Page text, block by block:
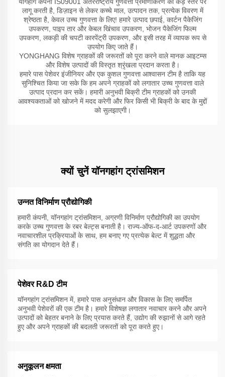
लागू करती है, डिज़ाइन से लेकर कच्चे माल, उत्पादन तक, प्रत्येक विवरण में
श्रेष्ठता है, केवल उच्च गुणवत्ता के लिए! हमारे उत्पाद छपाई, कार्टन पैकेजिंग
उपकरण, पाइप तार और केबल खिंचाव उपकरण, भोजन पैकेजिंग फिल्म
उपकरण, लकड़ी की चपटी कारपेंट्री उपकरण, और इसी तरह में व्यापक रूप से
उपयोग किए जाते हैं।
YONGHANG विशेष ग्राहकों की जरूरतों को पूरा करने वाले मानक आइटम्स
और विशेष उत्पादों की विस्तृत श्रृंखला प्रदान करता है।
हमारे पास पेशेवर इंजीनियर और एक कुशल गुणवत्ता आश्वासन टीम है ताकि यह
सुनिश्चित किया जा सके कि हम अपने ग्राहकों को लगातार उच्च गुणवत्ता वाले
उत्पाद प्रदान कर सकें। हमारी अनुभवी बिक्री टीम ग्राहकों को उनकी
आवश्यकताओं को खोजने में मदद करेगी और फिर किसी भी बिक्री के बाद के मुद्दों
को सुलझाएगी।
क्यों चुनें यॉनगहांग ट्रांसमिशन
उन्नत विनिर्माण प्रौद्योगिकी
हमारी कंपनी, यॉनगहांग ट्रांसमिशन, अग्रणी विनिर्माण प्रौद्योगिकी का उपयोग
करके उच्च गुणवत्ता के रबर बेल्ट्स बनाती है। राज्य-ऑफ-द-आर्ट उपकरणों और
नवाचारशील प्रक्रियाओं के साथ, हम बनाए गए प्रत्येक बेल्ट में शुद्धता और
संगति का योगदान देते हैं।
पेशेवर R&D टीम
यॉनगहांग ट्रांसमिशन में, हमारे पास अनुसंधान और विकास के लिए समर्पित
अनुभवी पेशेवरों की एक टीम है। हमारे विशेषज्ञ लगातार नवाचार करने और अपने
उत्पादों को बेहतर बनाने के लिए प्रयास करते हैं, उद्योग की रुझानों से आगे रहते
हुए और अपने ग्राहकों की बदलती जरूरतों को पूरा करते हुए।
अनुकूलन क्षमता